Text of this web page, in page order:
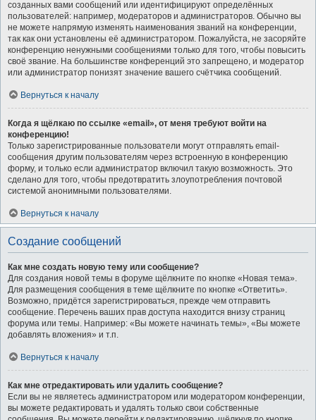
созданных вами сообщений или идентифицируют определённых
пользователей: например, модераторов и администраторов. Обычно вы
не можете напрямую изменять наименования званий на конференции,
так как они установлены её администратором. Пожалуйста, не засоряйте
конференцию ненужными сообщениями только для того, чтобы повысить
своё звание. На большинстве конференций это запрещено, и модератор
или администратор понизят значение вашего счётчика сообщений.
Вернуться к началу
Когда я щёлкаю по ссылке «email», от меня требуют войти на
конференцию!
Только зарегистрированные пользователи могут отправлять email-
сообщения другим пользователям через встроенную в конференцию
форму, и только если администратор включил такую возможность. Это
сделано для того, чтобы предотвратить злоупотребления почтовой
системой анонимными пользователями.
Вернуться к началу
Создание сообщений
Как мне создать новую тему или сообщение?
Для создания новой темы в форуме щёлкните по кнопке «Новая тема».
Для размещения сообщения в теме щёлкните по кнопке «Ответить».
Возможно, придётся зарегистрироваться, прежде чем отправить
сообщение. Перечень ваших прав доступа находится внизу страниц
форума или темы. Например: «Вы можете начинать темы», «Вы можете
добавлять вложения» и т.п.
Вернуться к началу
Как мне отредактировать или удалить сообщение?
Если вы не являетесь администратором или модератором конференции,
вы можете редактировать и удалять только свои собственные